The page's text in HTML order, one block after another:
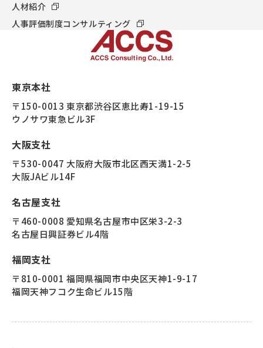
人材紹介
人事評価制度コンサルティング
東京本社
〒150-0013 東京都渋谷区恵比寿1-19-15
ウノサワ東急ビル3F
大阪支社
〒530-0047 大阪府大阪市北区西天満1-2-5
大阪JAビル14F
名古屋支社
〒460-0008 愛知県名古屋市中区栄3-2-3
名古屋日興証券ビル4階
福岡支社
〒810-0001 福岡県福岡市中央区天神1-9-17
福岡天神フコク生命ビル15階